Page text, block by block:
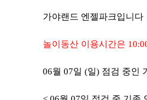
가야랜드 엔젤파크입니다
놀이동산 이용시간은
06월 07일 (일) 점검 중인